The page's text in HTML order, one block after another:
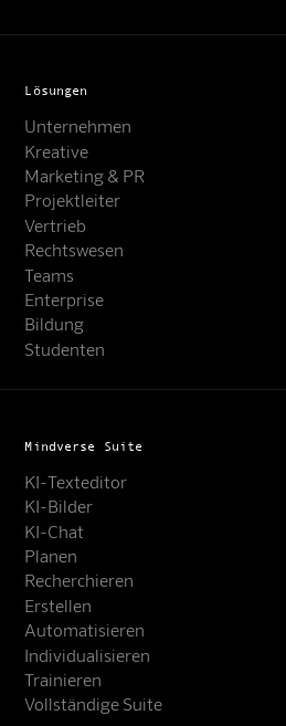
Lösungen
Unternehmen
Kreative
Marketing & PR
Projektleiter
Vertrieb
Rechtswesen
Teams
Enterprise
Bildung
Studenten
Mindverse Suite
KI-Texteditor
KI-Bilder
KI-Chat
Planen
Recherchieren
Erstellen
Automatisieren
Individualisieren
Trainieren
Vollständige Suite